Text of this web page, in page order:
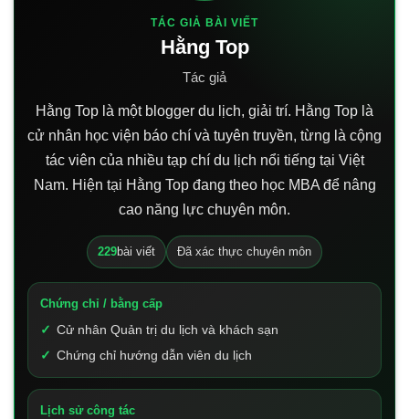
TÁC GIẢ BÀI VIẾT
Hằng Top
Tác giả
Hằng Top là một blogger du lịch, giải trí. Hằng Top là
cử nhân học viện báo chí và tuyên truyền, từng là cộng
tác viên của nhiều tạp chí du lịch nổi tiếng tại Việt
Nam. Hiện tại Hằng Top đang theo học MBA để nâng
cao năng lực chuyên môn.
229bài viết Đã xác thực chuyên môn
Chứng chỉ / bằng cấp
Cử nhân Quản trị du lịch và khách sạn
Chứng chỉ hướng dẫn viên du lịch
Lịch sử công tác